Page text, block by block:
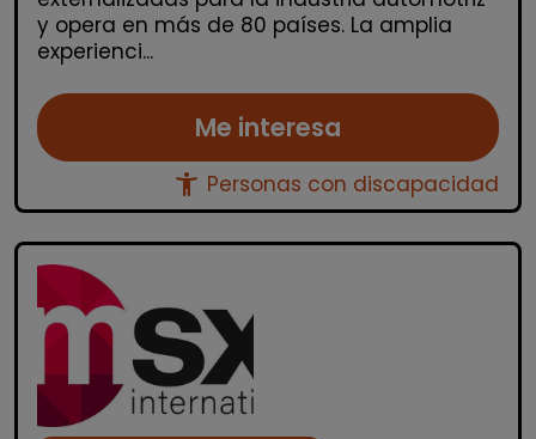
y opera en más de 80 países. La amplia
experienci...
Me interesa
accessibility_new Personas con discapacidad